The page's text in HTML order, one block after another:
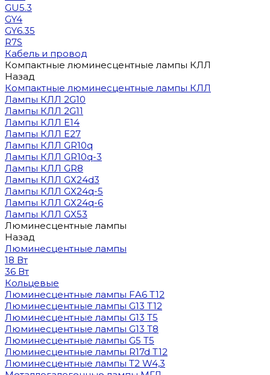
GU5.3
GY4
GY6.35
R7S
Кабель и провод
Компактные люминесцентные лампы КЛЛ
Назад
Компактные люминесцентные лампы КЛЛ
Лампы КЛЛ 2G10
Лампы КЛЛ 2G11
Лампы КЛЛ E14
Лампы КЛЛ E27
Лампы КЛЛ GR10q
Лампы КЛЛ GR10q-3
Лампы КЛЛ GR8
Лампы КЛЛ GX24d3
Лампы КЛЛ GX24q-5
Лампы КЛЛ GX24q-6
Лампы КЛЛ GX53
Люминесцентные лампы
Назад
Люминесцентные лампы
18 Вт
36 Вт
Кольцевые
Люминесцентные лампы FA6 T12
Люминесцентные лампы G13 T12
Люминесцентные лампы G13 T5
Люминесцентные лампы G13 T8
Люминесцентные лампы G5 T5
Люминесцентные лампы R17d T12
Люминесцентные лампы T2 W4,3